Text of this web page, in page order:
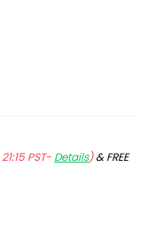
PST- Details)&FREE